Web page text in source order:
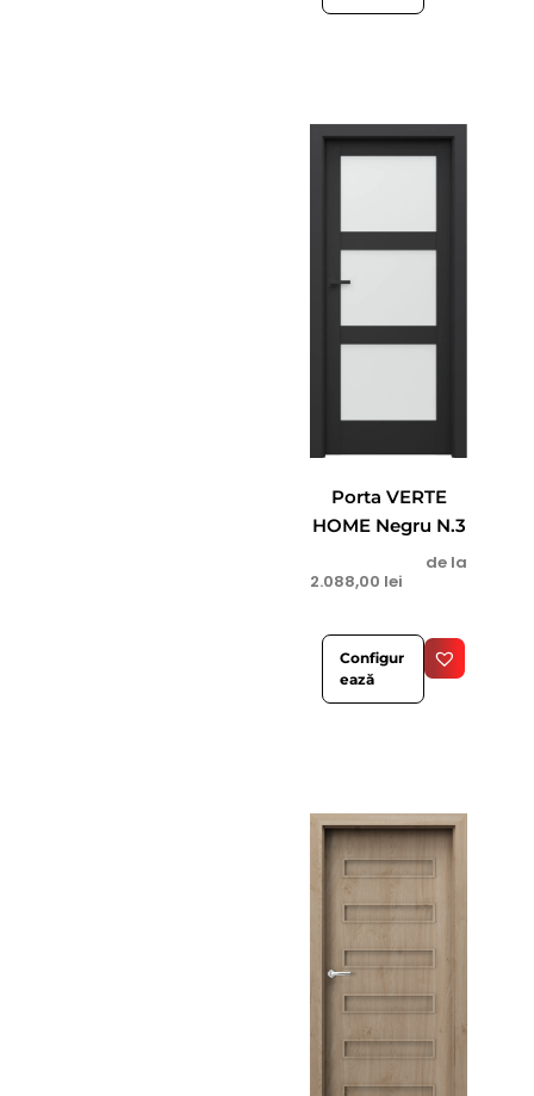
Porta VERTE
HOME Negru N.3
de la
2.088,00 lei
Configur
ează